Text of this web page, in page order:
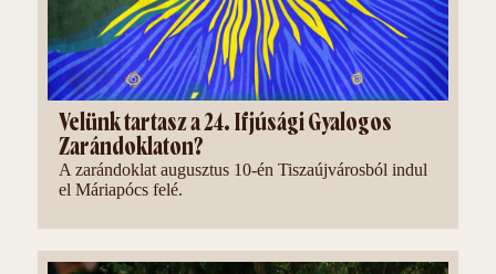
Velünk tartasz a 24. Ifjúsági Gyalogos
Zarándoklaton?
A zarándoklat augusztus 10-én Tiszaújvárosból indul
el Máriapócs felé.